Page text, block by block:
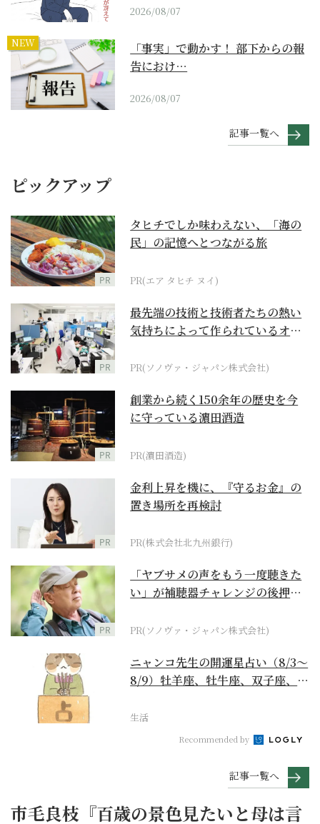
2026/08/07
NEW
「事実」で動かす！ 部下からの報
告におけ…
2026/08/07
記事一覧へ
ピックアップ
PR
タヒチでしか味わえない、「海の
民」の記憶へとつながる旅
PR(エア タヒチ ヌイ)
PR
最先端の技術と技術者たちの熱い
気持ちによって作られているオー
PR(ソノヴァ・ジャパン株式会社)
PR
創業から続く150余年の歴史を今
に守っている濵田酒造
PR(濵田酒造)
PR
金利上昇を機に、『守るお金』の
置き場所を再検討
PR(株式会社北九州銀行)
PR
「ヤブサメの声をもう一度聴きた
い」が補聴器チャレンジの後押し
PR(ソノヴァ・ジャパン株式会社)
ニャンコ先生の開運星占い（8/3～
8/9）牡羊座、牡牛座、双子座、蟹
生活
Recommended by
記事一覧へ
市毛良枝『百歳の景色見たいと母は言